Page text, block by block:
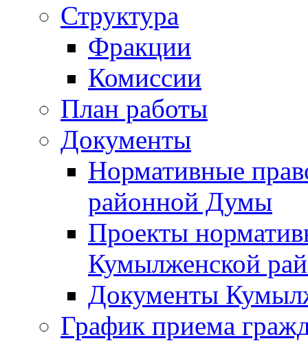
Структура
Фракции
Комиссии
План работы
Документы
Нормативные
районной Думы
Проекты
Кумылженской
Документы
График приема